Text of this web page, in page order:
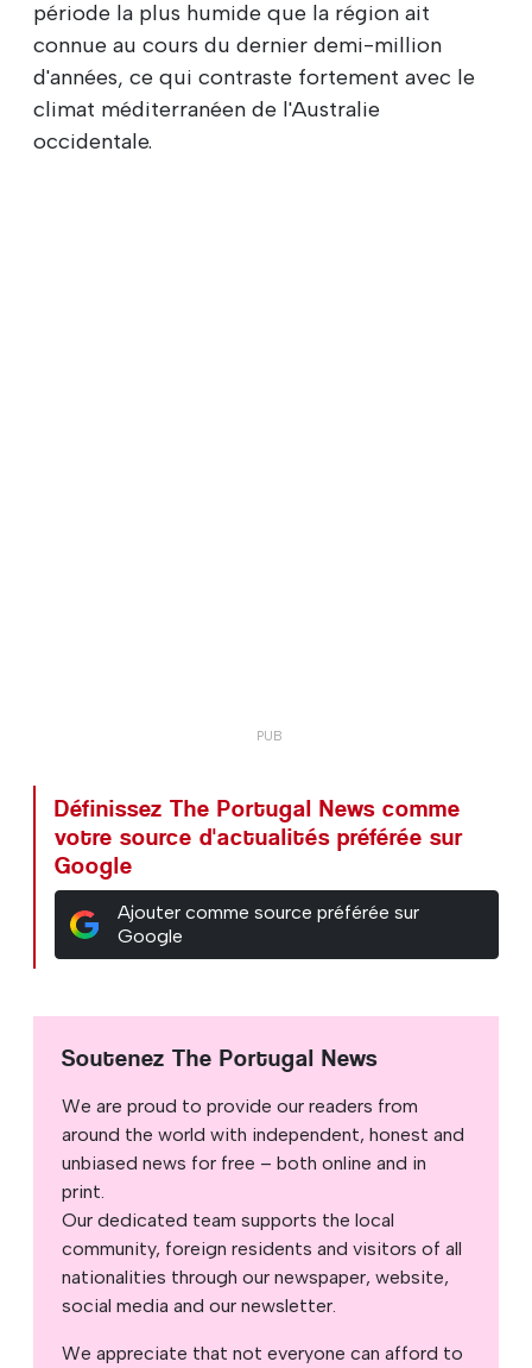
période la plus humide que la région ait
connue au cours du dernier demi-million
d'années, ce qui contraste fortement avec le
climat méditerranéen de l'Australie
occidentale.
Définissez The Portugal News comme
votre source d'actualités préférée sur
Google
Ajouter comme source préférée sur
Google
Soutenez The Portugal News
We are proud to provide our readers from
around the world with independent, honest and
unbiased news for free – both online and in
print.
Our dedicated team supports the local
community, foreign residents and visitors of all
nationalities through our newspaper, website,
social media and our newsletter.
We appreciate that not everyone can afford to